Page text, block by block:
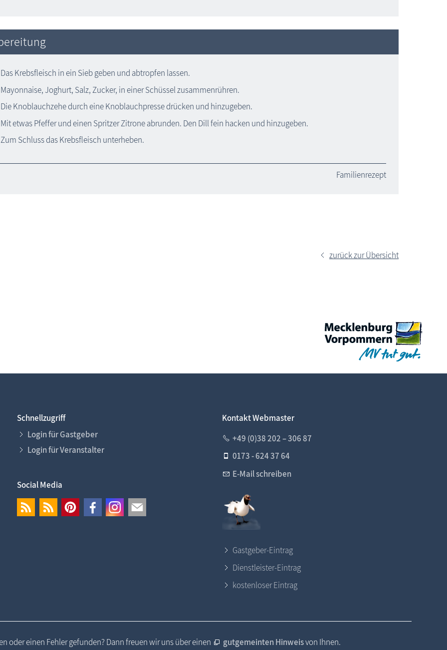
Das Krebsfleisch in ein Sieb geben und abtropfen lassen.
Mayonnaise, Joghurt, Salz, Zucker, in einer Schüssel zusammenrühren.
Die Knoblauchzehe durch eine Knoblauchpresse drücken und hinzugeben.
Mit etwas Pfeffer und einen Spritzer Zitrone abrunden. Den Dill fein hacken und hinzugeben.
Zum Schluss das Krebsfleisch unterheben.
Familienrezept
zurück zur Übersicht
Schnellzugriff
Login für Gastgeber
Login für Veranstalter
Social Media
Kontakt Webmaster
+49 (0)38 202 – 306 87
0173 - 624 37 64
E-Mail schreiben
Gastgeber-Eintrag
Dienstleister-Eintrag
kostenloser Eintrag
oder einen Fehler gefunden? Dann freuen wir uns über einen gutgemeinten Hinweisvon Ihnen.